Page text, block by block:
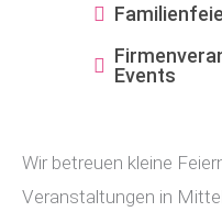
Events
Wir betreuen kleine
Veranstaltungen in